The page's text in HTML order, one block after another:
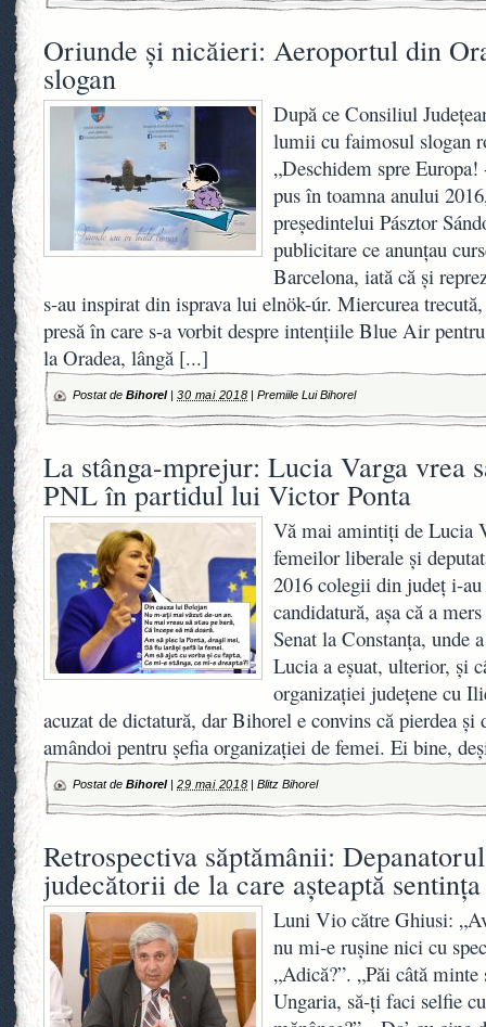
Oriunde și nicăieri: Aeroportul din
slogan
După ce Consiliul
lumii cu faimosul slogan
„Deschidem spre
pus în toamna anului
preşedintelui Pásztor
publicitare ce anunțau
Barcelona, iată că și
s-au inspirat din isprava lui elnök-úr. Miercurea
presă în care s-a vorbit despre intențiile Blue Air
la Oradea, lângă [...]
Postat de Bihorel| 30 mai 2018 |Premiile Lui Bihorel
La stânga-mprejur: Lucia Varga vrea
PNL în partidul lui Victor Ponta
Vă mai amintiţi de Lucia
femeilor liberale şi
2016 colegii din judeţ i-au
candidatură, aşa că a
Senat la Constanţa, unde
Lucia a eşuat, ulterior, şi
organizaţiei judeţene cu
acuzat de dictatură, dar Bihorel e convins că pierdea și
amândoi pentru șefia organizației de femei. Ei bine,
Postat de Bihorel| 29 mai 2018 |Blitz Bihorel
Retrospectiva săptămânii:
judecătorii de la care așteaptă sentința
Luni Vio către Ghiusi:
nu mi-e rușine nici cu
„Adică?”. „Păi câtă
Ungaria, să-ți faci selfie